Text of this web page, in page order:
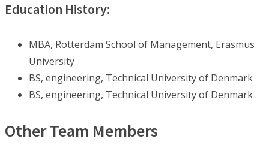
Education History:
MBA, Rotterdam School of Management, Erasmus
University
BS, engineering, Technical University of Denmark
BS, engineering, Technical University of Denmark
Other Team Members